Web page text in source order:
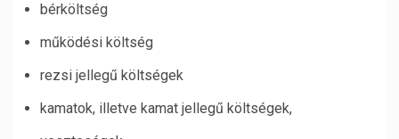
bérköltség
működési költség
rezsi jellegű költségek
kamatok, illetve kamat jellegű költségek,